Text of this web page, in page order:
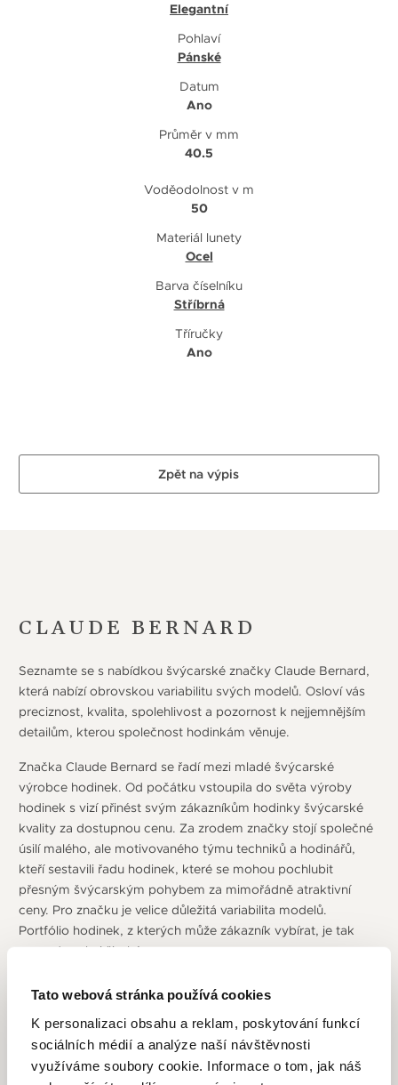
Tato webová stránka používá cookies
K personalizaci obsahu a reklam, poskytování funkcí
sociálních médií a analýze naší návštěvnosti
využíváme soubory cookie. Informace o tom, jak náš
Elegantní
Pohlaví
Pánské
Datum
Ano
Průměr v mm
40.5
Voděodolnost v m
50
Materiál lunety
Ocel
Barva číselníku
Stříbrná
Tříručky
Ano
Zpět na výpis
CLAUDE BERNARD
Seznamte se s nabídkou švýcarské značky Claude Bernard,
která nabízí obrovskou variabilitu svých modelů. Osloví vás
preciznost, kvalita, spolehlivost a pozornost k nejjemnějším
detailům, kterou společnost hodinkám věnuje.
Značka Claude Bernard se řadí mezi mladé švýcarské
výrobce hodinek. Od počátku vstoupila do světa výroby
hodinek s vizí přinést svým zákazníkům hodinky švýcarské
kvality za dostupnou cenu. Za zrodem značky stojí společné
úsilí malého, ale motivovaného týmu techniků a hodinářů,
kteří sestavili řadu hodinek, které se mohou pochlubit
přesným švýcarským pohybem za mimořádně atraktivní
ceny. Pro značku je velice důležitá variabilita modelů.
Portfólio hodinek, z kterých může zákazník vybírat, je tak
opravdu velmi široké.
Součástí firemní strategie se stalo, že všechny hodinky
Claude Bernard musí být osazeny strojkem vyrobeným ve
Švýcarsku a musí být sestaveny kvalifikovanými švýcarskými
hodináři, kteří používají tradiční řemeslo. Celý tým má vášeň
k vytváření krásných, vysoce kvalitních hodinek s dokonalým